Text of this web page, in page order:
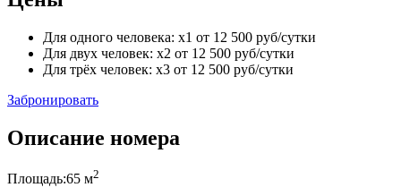
Для одного человека: x1 от 12 500 руб/сутки
Для двух человек: x2 от 12 500 руб/сутки
Для трёх человек: x3 от 12 500 руб/сутки
Забронировать
Описание номера
Площадь:65 м2